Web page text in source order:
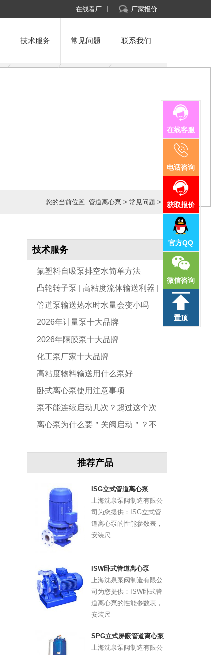
在线看厂 厂家报价
技术服务 常见问题 联系我们
在线客服
电话咨询
获取报价
官方QQ
微信咨询
置顶
您的当前位置:管道离心泵 >常见问题 >
技术服务
氟塑料自吸泵排空水简单方法
凸轮转子泵 | 高粘度流体输送利器 |
选型与维护全指南
管道泵输送热水时水量会变小吗
2026年计量泵十大品牌
2026年隔膜泵十大品牌
化工泵厂家十大品牌
高粘度物料输送用什么泵好
卧式离心泵使用注意事项
泵不能连续启动几次？超过这个次
数，电机必坏
离心泵为什么要＂关阀启动＂？不
推荐产品
ISG立式管道离心泵
上海沈泉泵阀制造有限公
司为您提供：ISG立式管
道离心泵的性能参数表，
安装尺
ISW卧式管道离心泵
上海沈泉泵阀制造有限公
司为您提供：ISW卧式管
道离心泵的性能参数表，
安装尺
SPG立式屏蔽管道离心泵
上海沈泉泵阀制造有限公